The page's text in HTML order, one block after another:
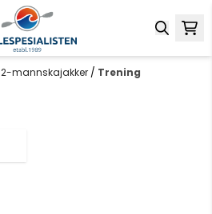
2-mannskajakker / Trening